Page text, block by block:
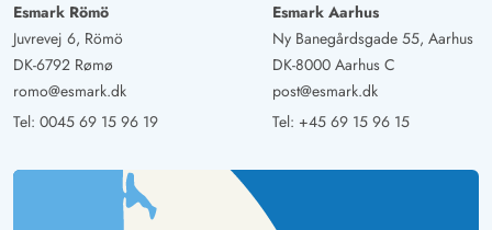
Esmark Römö
Juvrevej 6, Römö
DK-6792 Rømø
romo@esmark.dk
Tel: 0045 69 15 96 19
Esmark Aarhus
Ny Banegårdsgade 55, Aarhus
DK-8000 Aarhus C
post@esmark.dk
Tel: +45 69 15 96 15